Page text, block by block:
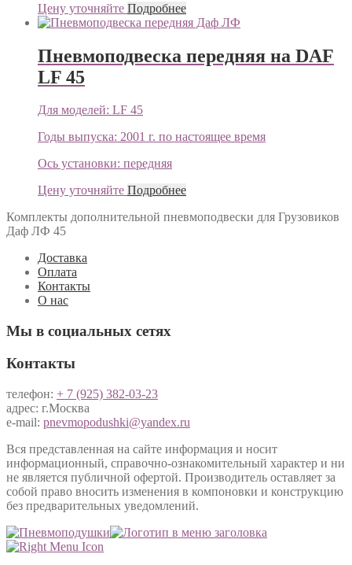
Цену уточняйте Подробнее
Пневмоподвеска передняя на DAF
LF 45
Для моделей: LF 45
Годы выпуска: 2001 г. по настоящее время
Ось установки: передняя
Цену уточняйте Подробнее
Комплекты дополнительной пневмоподвески для Грузовиков
Даф ЛФ 45
Доставка
Оплата
Контакты
О нас
Мы в социальных сетях
Контакты
телефон: + 7 (925) 382-03-23
адрес: г.Москва
e-mail: pnevmopodushki@yandex.ru
Вся представленная на сайте информация и носит
информационный, справочно-ознакомительный характер и ни
не является публичной офертой. Производитель оставляет за
собой право вносить изменения в компоновки и конструкцию
без предварительных уведомлений.